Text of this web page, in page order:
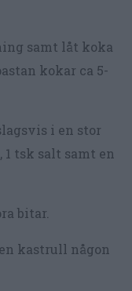
samt låt koka
kokar ca 5-
i en stor
tsk salt samt en
bitar.
kastrull någon